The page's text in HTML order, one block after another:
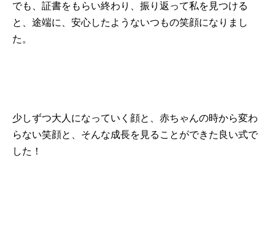
でも、証書をもらい終わり、振り返って私を見つける
と、途端に、安心したようないつもの笑顔になりまし
た。
少しずつ大人になっていく顔と、赤ちゃんの時から変わ
らない笑顔と、そんな成長を見ることができた良い式で
した！